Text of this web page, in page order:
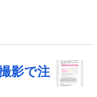
影で注